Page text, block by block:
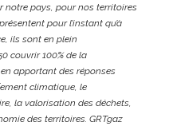
notre pays, pour nos territoires
pour l’instant qu’à
ils sont en plein
couvrir 100% de la
apportant des réponses
climatique, le
la valorisation des déchets,
des territoires. GRTgaz